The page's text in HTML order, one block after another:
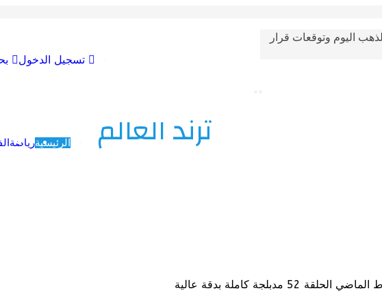
اليوم وتوقعات قرار
تسجيل الدخول
ترند العالم الرئيسيةرياضة
مدبلجة كاملة بدقة عالية